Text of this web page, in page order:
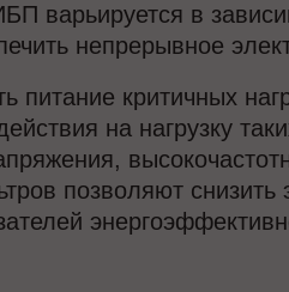
варьируется в
непрерывное
питание критичных
на нагрузку
позволяют снизить